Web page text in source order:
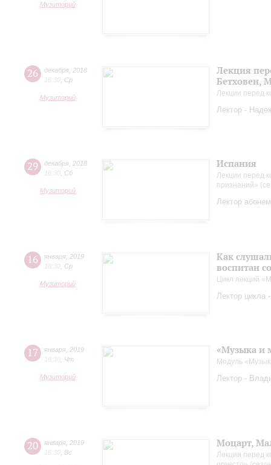
Музиторий
26 декабря 2018
18:30 Ср
Музиторий
Лекция
Бетховен,
Лекции перед
Лектор -
29 декабря 2018
18:30 Сб
Музиторий
Испания
Лекции перед
признаний»
Лектор
16 января 2019
18:30 Ср
Музиторий
Как
воспитан
Цикл лекций
Лектор цикла
17 января 2019
18:30 Чт
Музиторий
«Музыка и
Модуль
Лектор -
20 января 2019
18:30 Вс
Моцарт,
Лекции перед